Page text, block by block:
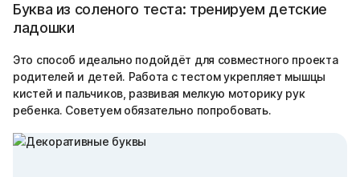
Буква из соленого теста: тренируем детские
ладошки
Это способ идеально подойдёт для совместного проекта
родителей и детей. Работа с тестом укрепляет мышцы
кистей и пальчиков, развивая мелкую моторику рук
ребенка. Советуем обязательно попробовать.